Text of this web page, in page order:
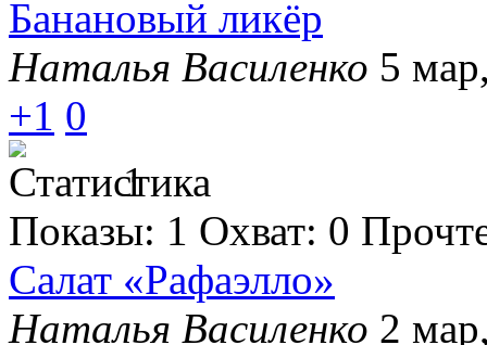
Банановый ликёр
Наталья Василенко 5
+1 0
1
Показы: 1 Охват: 0
Салат «Рафаэлло»
Наталья Василенко 2